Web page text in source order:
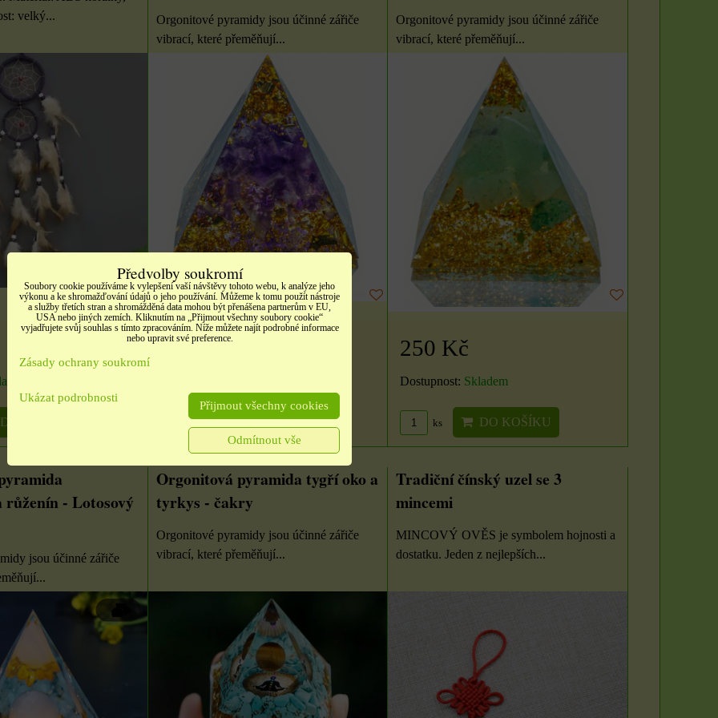
velký...
DO KOŠÍKU
Orgonitové pyramidy jsou účinné zářiče
vibrací, které přeměňují...
250 Kč
ks DO KOŠÍKU
Orgonitové pyramidy jsou účinné zářiče
vibrací, které přeměňují...
250 Kč
Dostupnost: Skladem
ks DO KOŠÍKU
- Lotosový
jsou účinné zářiče
Orgonitová pyramida tygří oko a
tyrkys - čakry
Orgonitové pyramidy jsou účinné zářiče
vibrací, které přeměňují...
Tradiční čínský uzel se 3
mincemi
MINCOVÝ OVĚS je symbolem hojnosti a
dostatku. Jeden z nejlepších...
Etikety pro domácnost,
školu i kancelář 4 použité
Samolepky srdíčka
načatá
barevné srdíčka, 1 arch
ks DO KOŠÍKU
hojnosti
Vytvořte si posvátný prostor
a otevřete se proudu
prosperity přímo...
250 Kč
DO KOŠÍKU
Rituál Zlatý klíč k
Předvolby soukromí
Soubory cookie používáme k vylepšení vaší návštěvy tohoto webu, k analýze jeho
výkonu a ke shromažďování údajů o jeho používání. Můžeme k tomu použít nástroje
a služby třetích stran a shromážděná data mohou být přenášena partnerům v EU,
USA nebo jiných zemích. Kliknutím na „Přijmout všechny soubory cookie“
vyjadřujete svůj souhlas s tímto zpracováním. Níže můžete najít podrobné informace
nebo upravit své preference.
Zásady ochrany soukromí
Ukázat podrobnosti
Přijmout všechny cookies
Odmítnout vše